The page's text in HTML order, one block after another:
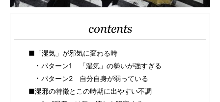
contents
■「湿気」が邪気に変わる時
パターン1 「湿気」の勢いが強すぎる
パターン2 自分自身が弱っている
■湿邪の特徴とこの時期に出やすい不調